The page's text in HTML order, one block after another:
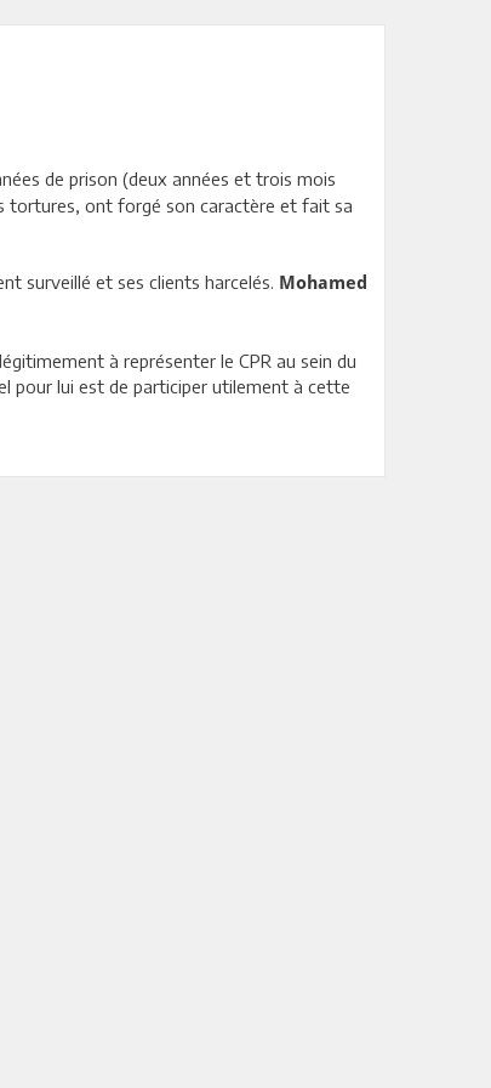
de prison (deux années et trois mois
tortures, ont forgé son caractère et fait sa
surveillé et ses clients harcelés. Mohamed
à représenter le CPR au sein du
pour lui est de participer utilement à cette